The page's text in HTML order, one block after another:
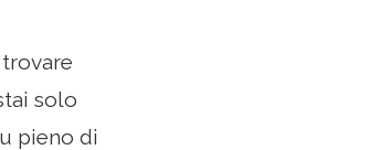
solo
pieno di